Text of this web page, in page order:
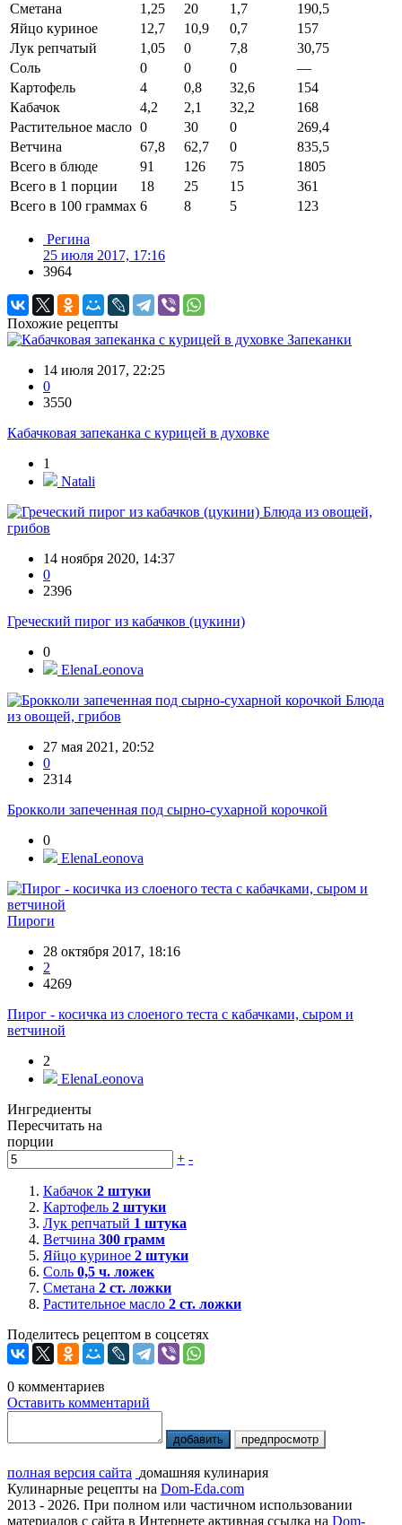
Сметана
1,25 20 1,7
190,5
Яйцо куриное
12,7 10,9 0,7
157
Лук репчатый
1,05 0 7,8
30,75
Соль
0 0 0
—
Картофель
4 0,8 32,6
154
Кабачок
4,2 2,1 32,2
168
Растительное масло 0 30 0
269,4
Ветчина
67,8 62,7 0
835,5
Всего в блюде
91 126 75
1805
Всего в 1 порции
18 25 15
361
Всего в 100 граммах 6 8 5 123
Регина
25 июля 2017, 17:16
3964
Похожие рецепты
Запеканки
14 июля 2017, 22:25
0
3550
Кабачковая запеканка с курицей в духовке
1
Natali
Блюда из овощей,
грибов
14 ноября 2020, 14:37
0
2396
Греческий пирог из кабачков (цукини)
0
ElenaLeonova
Блюда
из овощей, грибов
27 мая 2021, 20:52
0
2314
Брокколи запеченная под сырно-сухарной корочкой
0
ElenaLeonova
Пироги
28 октября 2017, 18:16
2
4269
Пирог - косичка из слоеного теста с кабачками, сыром и
ветчиной
2
ElenaLeonova
Ингредиенты
Пересчитать на
порции
+ -
Кабачок 2 штуки
Картофель 2 штуки
Лук репчатый 1 штука
Ветчина 300 грамм
Яйцо куриное 2 штуки
Соль 0,5 ч. ложек
Сметана 2 ст. ложки
Растительное масло 2 ст. ложки
Поделитесь рецептом в соцсетях
0 комментариев
Оставить комментарий
добавить предпросмотр
полная версия сайта домашняя кулинария
Кулинарные рецепты на Dom-Eda.com
2013 - 2026. При полном или частичном использовании
материалов с сайта в Интернете активная ссылка на Dom-